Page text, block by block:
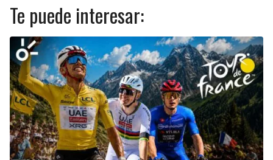
Te puede interesar: